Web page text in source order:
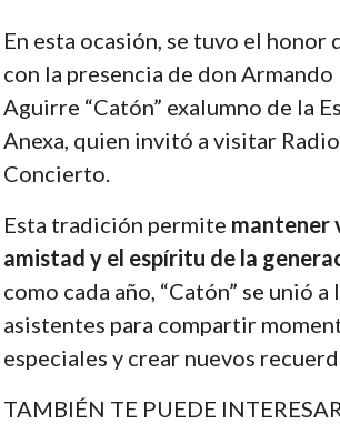
En esta ocasión, se tuvo el honor
con la presencia de don Armando
Aguirre “Catón” exalumno de la
Anexa, quien invitó a visitar Radio
Concierto.
Esta tradición permite mantener
amistad y el espíritu de la
como cada año, “Catón” se unió a
asistentes para compartir
especiales y crear nuevos
TAMBIÉN TE PUEDE